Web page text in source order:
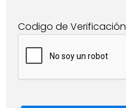
Codigo de Verificación